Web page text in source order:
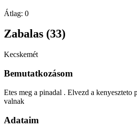
Átlag: 0
Zabalas (33)
Kecskemét
Bemutatkozásom
Etes meg a pinadal . Elvezd a kenyeszteto
valnak
Adataim